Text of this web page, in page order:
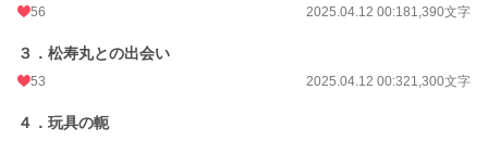
24h.ポイント
文字数 69,531
更新日時
初回公開日時 2025.04.12 00:15
56 2025.04.12 00:181,390文字
３．松寿丸との出会い
53 2025.04.12 00:321,300文字
４．玩具の軛